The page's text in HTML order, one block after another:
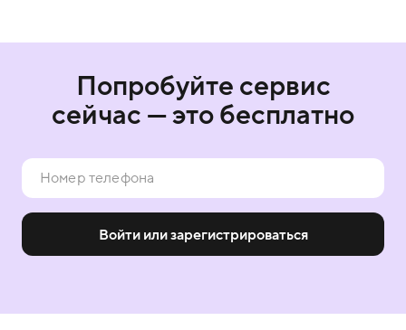
Попробуйте сервис
сейчас — это бесплатно
Войти или зарегистрироваться